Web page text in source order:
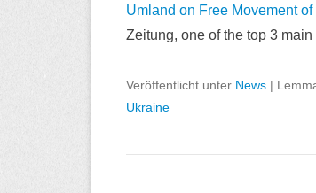
Umland on Free Movement
Zeitung, one of the top 3
Veröffentlicht unter News |
Ukraine